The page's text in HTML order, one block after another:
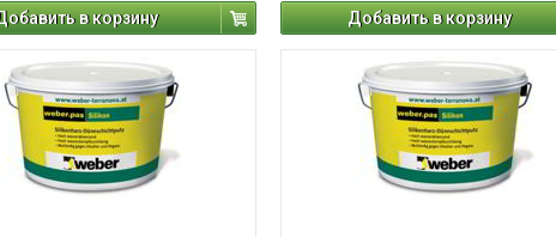
грунтовка.в корзину
Добавить в корзину